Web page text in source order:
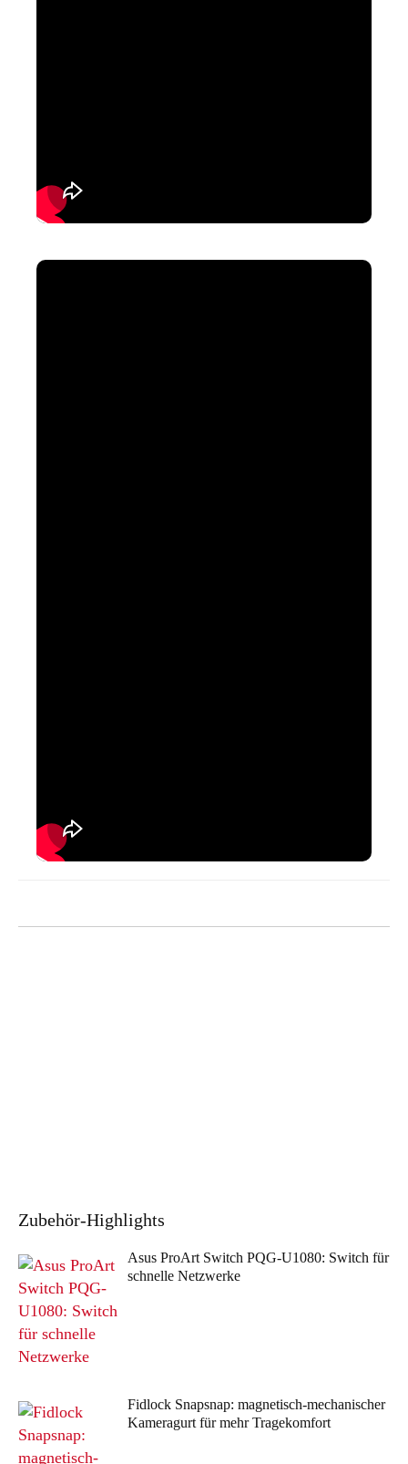
Zubehör-Highlights
Asus ProArt Switch PQG-U1080: Switch für
schnelle Netzwerke
Fidlock Snapsnap: magnetisch-mechanischer
Kameragurt für mehr Tragekomfort